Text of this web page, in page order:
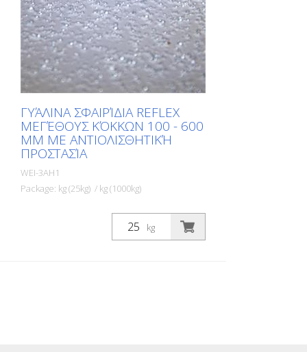
υλικών οδοσήμανσης (premix) και ως
συμπλήρωμα κατά την εφαρμογή της
σήμανσης στην επιφάνεια του δρόμου
(drop on). Παραδίδονται σε σάκους των
25 kg.
ΓΥΆΛΙΝΑ ΣΦΑΙΡΊΔΙΑ REFLEX
ΜΕΓΈΘΟΥΣ ΚΌΚΚΩΝ 100 - 600
ΜM ΜΕ ΑΝΤΙΟΛΙΣΘΗΤΙΚΉ
ΠΡΟΣΤΑΣΊΑ
WEI-3AH1
Package: kg (25kg) / kg (1000kg)
Γυάλινα σφαιρίδια Lux® της Refex -
προϊόντα υψηλής ποιότητας στο εύρος
παραγωγής από 63 έως 850 mµ. - Τα
kg